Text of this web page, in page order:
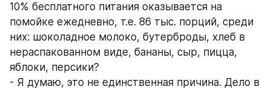
10% бесплатного питания оказывается на
помойке ежедневно, т.е. 86 тыс. порций, среди
них: шоколадное молоко, бутерброды, хлеб в
нераспакованном виде, бананы, сыр, пицца,
яблоки, персики?
- Я думаю, это не единственная причина. Дело в